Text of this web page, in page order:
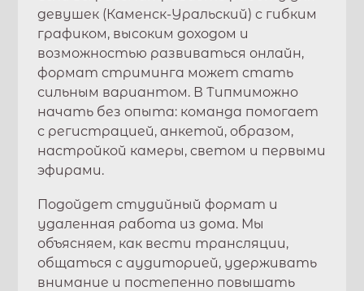
девушек (Каменск-Уральский) с гибким
графиком, высоким доходом и
возможностью развиваться онлайн,
формат стриминга может стать
сильным вариантом. ВТипмиможно
начать без опыта: команда помогает
с регистрацией, анкетой, образом,
настройкой камеры, светом и первыми
эфирами.
Подойдет студийный формат и
удаленная работа из дома. Мы
объясняем, как вести трансляции,
общаться с аудиторией, удерживать
внимание и постепенно повышать